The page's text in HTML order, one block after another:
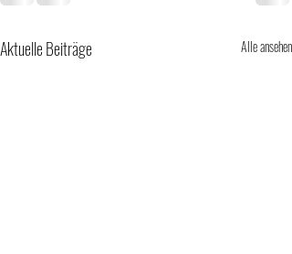
Aktuelle Beiträge Alle ansehen